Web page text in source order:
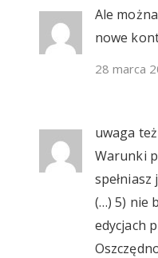
Ale
nowe
28 marca
uwaga
Warunki
spełniasz
(…) 5) nie
edycjach